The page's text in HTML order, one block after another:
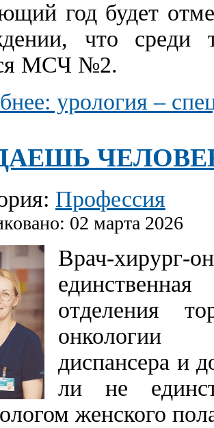
год будет
что среди
МСЧ №2.
урология –
Профессия
02 марта 2026
Врач-
отделения
онкологии
диспансера и
ли не
женского